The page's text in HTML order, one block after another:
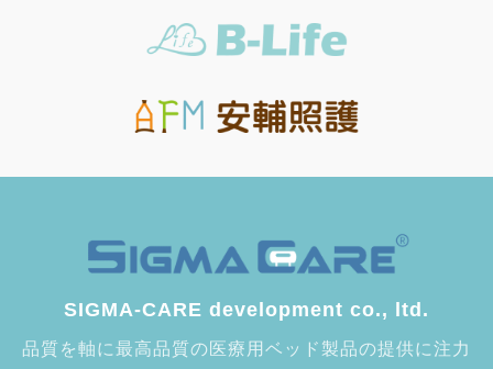
SIGMA-CARE development co., ltd.
品質を軸に最高品質の医療用ベッド製品の提供に注力